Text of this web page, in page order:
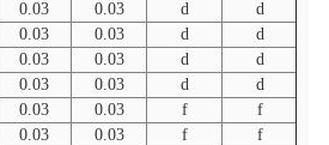
0.03 0.03 d
d
0.03 0.03 d
d
0.03 0.03 d
d
0.03 0.03 d
d
0.03 0.03 f
f
0.03 0.03 f
f